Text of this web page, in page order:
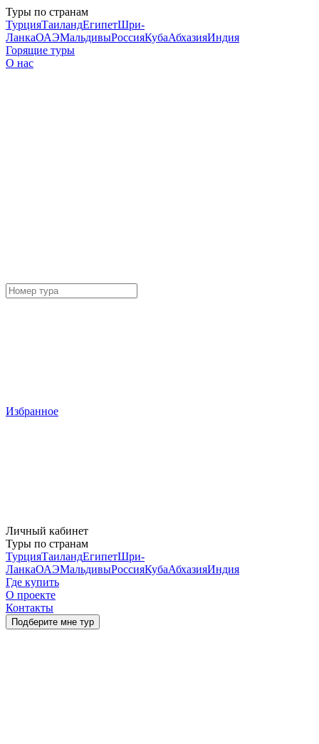
Туры по странам
ТурцияТаиландЕгипетШри-
ЛанкаОАЭМальдивыРоссияКубаАбхазияИндия
Горящие туры
О нас
Избранное
Личный кабинет
Туры по странам
ТурцияТаиландЕгипетШри-
ЛанкаОАЭМальдивыРоссияКубаАбхазияИндия
Где купить
О проекте
Контакты
Подберите мне тур